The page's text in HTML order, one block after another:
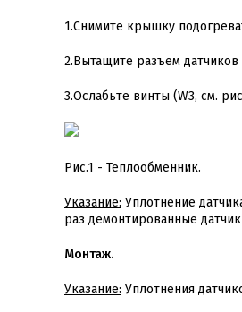
1.Снимите крышку
2.Вытащите разъем
3.Ослабьте винты (W3, см.
Рис.1 - Теплообменник.
Указание: Уплотнение
раз демонтированные
Монтаж.
Указание: Уплотнения